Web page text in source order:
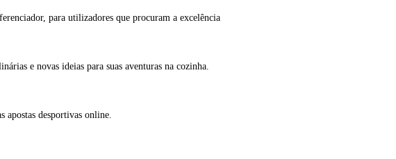
para utilizadores que procuram a excelência
e novas ideias para suas aventuras na cozinha.
desportivas online.